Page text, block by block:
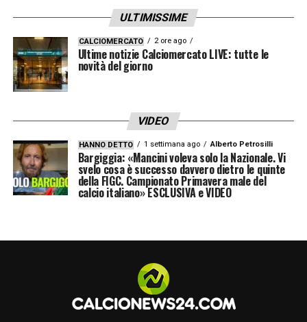
delle spinte politiche, la questione resta
ancora apertissima. Il punto fermo è uno
solo: sul tema dell’autonomia federale,UEFA
eFIFAhanno da sempre una linea
rigidissima.
ULTIMISSIME
CALCIOMERCATO 2 ore ago
Ultime notizie Calciomercato LIVE: tutte le
novità del giorno
VIDEO
HANNO DETTO 1 settimana ago Alberto Petrosilli
Bargiggia: «Mancini voleva solo la Nazionale. Vi
svelo cosa è successo davvero dietro le quinte
della FIGC. Campionato Primavera male del
calcio italiano» ESCLUSIVA e VIDEO